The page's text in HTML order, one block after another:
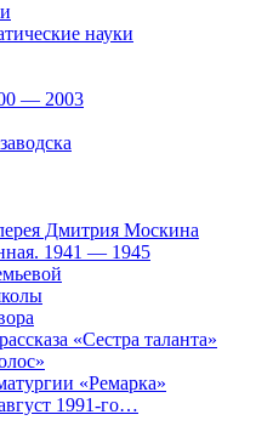
науки
— 2003
Дмитрия Москина
1941 — 1945
«Сестра таланта»
«Ремарка»
1991-го…